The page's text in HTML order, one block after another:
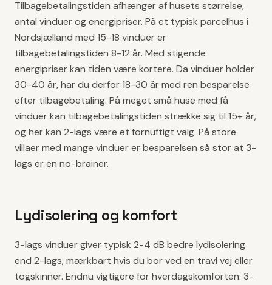
Tilbagebetalingstiden afhænger af husets størrelse,
antal vinduer og energipriser. På et typisk parcelhus i
Nordsjælland med 15-18 vinduer er
tilbagebetalingstiden 8-12 år. Med stigende
energipriser kan tiden være kortere. Da vinduer holder
30-40 år, har du derfor 18-30 år med ren besparelse
efter tilbagebetaling. På meget små huse med få
vinduer kan tilbagebetalingstiden strække sig til 15+ år,
og her kan 2-lags være et fornuftigt valg. På store
villaer med mange vinduer er besparelsen så stor at 3-
lags er en no-brainer.
Lydisolering og komfort
3-lags vinduer giver typisk 2-4 dB bedre lydisolering
end 2-lags, mærkbart hvis du bor ved en travl vej eller
togskinner. Endnu vigtigere for hverdagskomforten: 3-